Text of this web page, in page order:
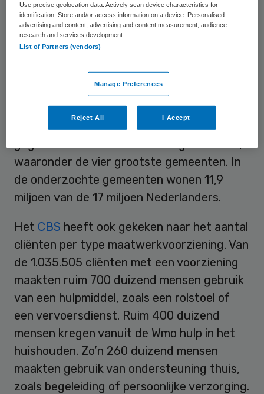
beschouwing gelaten.
Het is volgens het CBS de eerste keer dat
aangeleverd om een betrouwbare schatting
te kunnen maken van het aantal cliënten
met Wmo-maatwerkvoorzieningen in
Nederland. De schatting is gebaseerd op
gegevens van 243 van de 390 gemeenten,
waaronder de vier grootste gemeenten. In
de onderzochte gemeenten wonen 11,9
miljoen van de 17 miljoen Nederlanders.
Het CBS heeft ook gekeken naar het aantal
cliënten per type maatwerkvoorziening. Van
de 1.035.505 cliënten met een voorziening
maakten ruim 700 duizend mensen gebruik
van een hulpmiddel, zoals een rolstoel of
een vervoersdienst. Ruim 400 duizend
mensen kregen vanuit de Wmo hulp in het
huishouden. Zo’n 260 duizend mensen
maakten gebruik van ondersteuning thuis,
zoals begeleiding of persoonlijke verzorging.
Use precise geolocation data. Actively scan device characteristics for
identification. Store and/or access information on a device. Personalised
advertising and content, advertising and content measurement, audience
research and services development.
List of Partners (vendors)
Manage Preferences
Reject All I Accept